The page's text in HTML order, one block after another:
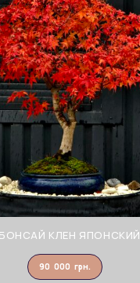
КЛЕН ЯПОНСКИЙ
90 000 грн.